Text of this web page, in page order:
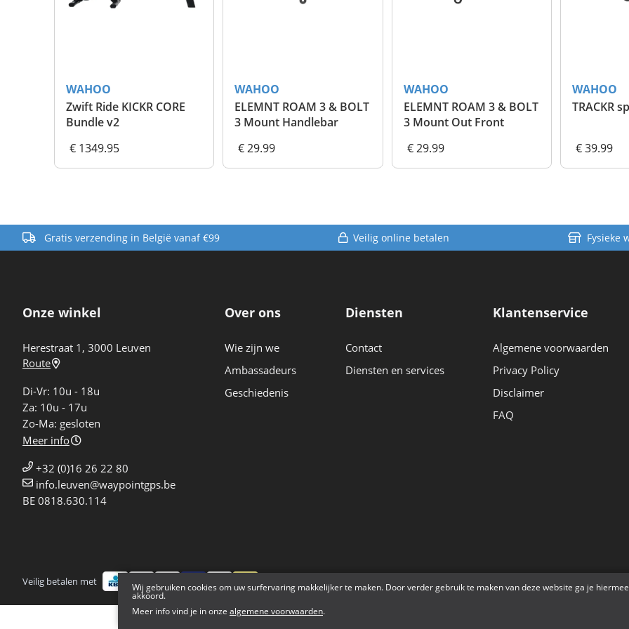
WAHOO
Zwift Ride KICKR CORE
Bundle v2
€ 1349.95
WAHOO
ELEMNT ROAM 3 & BOLT
3 Mount Handlebar
€ 29.99
WAHOO
ELEMNT ROAM 3 & BOLT
3 Mount Out Front
€ 29.99
WAHOO
TRACKR
€ 39.99
Gratis verzending in België vanaf €99 Veilig online betalen Fysieke
Onze winkel
Herestraat 1, 3000 Leuven
Route
Di-Vr: 10u - 18u
Za: 10u - 17u
Zo-Ma: gesloten
Meer info
+32 (0)16 26 22 80
info.leuven@waypointgps.be
BE 0818.630.114
Over ons
Wie zijn we
Ambassadeurs
Geschiedenis
Diensten
Contact
Diensten en services
Klantenservice
Algemene voorwaarden
Privacy Policy
Disclaimer
FAQ
Veilig betalen met Bezorgd door
Wij gebruiken cookies om uw surfervaring makkelijker te maken. Door verder gebruik te maken van deze website ga je hiermee
akkoord.
Meer info vind je in onze algemene voorwaarden.